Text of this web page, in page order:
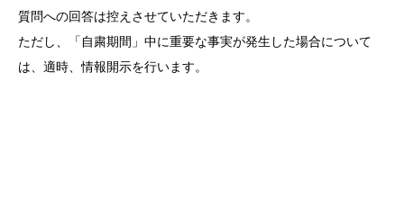
質問への回答は控えさせていただきます。
ただし、「自粛期間」中に重要な事実が発生した場合について
は、適時、情報開示を行います。